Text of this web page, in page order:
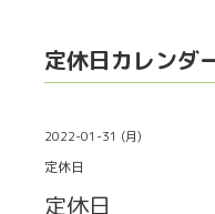
定休日カレンダ
2022-01-31 (月)
定休日
定休日